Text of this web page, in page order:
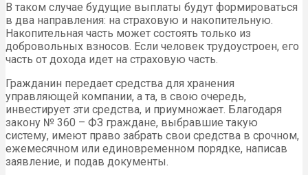
В таком случае будущие выплаты будут формироваться
в два направления: на страховую и накопительную.
Накопительная часть может состоять только из
добровольных взносов. Если человек трудоустроен, его
часть от дохода идет на страховую часть.
Гражданин передает средства для хранения
управляющей компании, а та, в свою очередь,
инвестирует эти средства, и приумножает. Благодаря
закону № 360 – ФЗ граждане, выбравшие такую
систему, имеют право забрать свои средства в срочном,
ежемесячном или единовременном порядке, написав
заявление, и подав документы.